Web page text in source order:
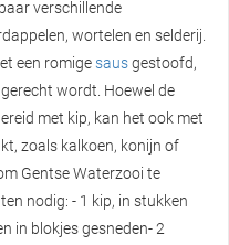
verschillende
wortelen en selderij.
een romigesausgestoofd,
wordt. Hoewel de
met kip, kan het ook met
zoals kalkoen, konijn of
Gentse Waterzooi te
nodig: - 1 kip, in stukken
in blokjes gesneden- 2